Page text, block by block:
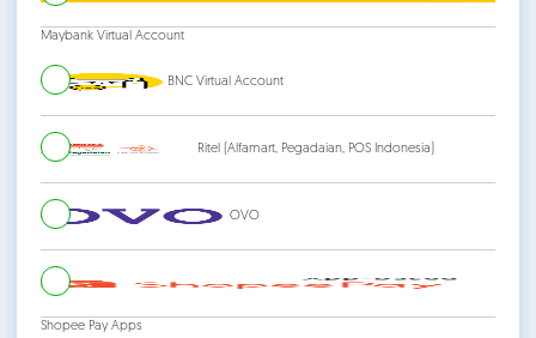
Maybank Virtual Account
BNC Virtual Account
Ritel (Alfamart, Pegadaian, POS Indonesia)
OVO
Shopee Pay Apps